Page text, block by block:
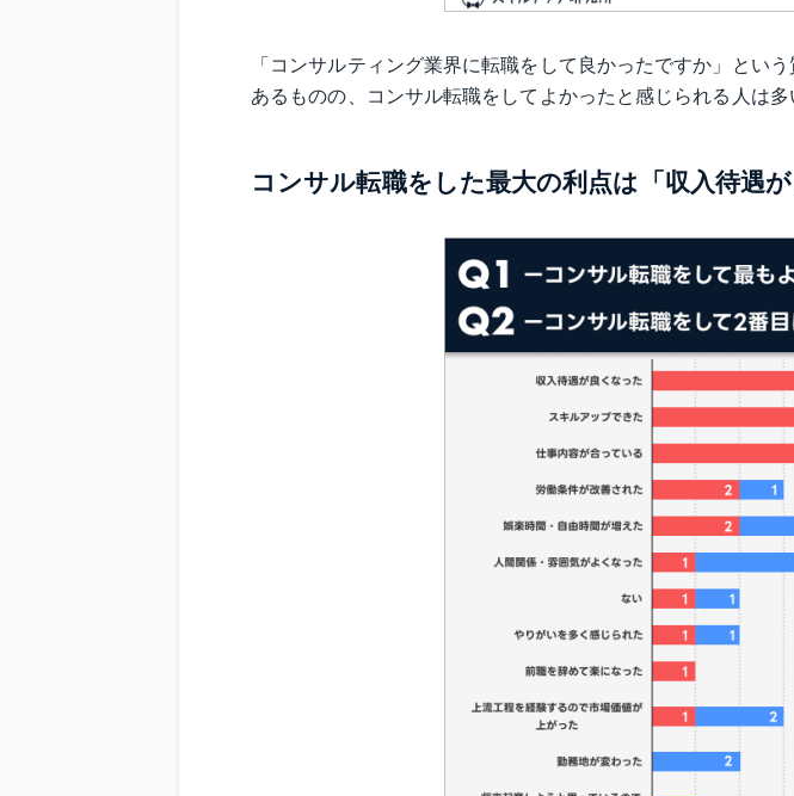
「コンサルティング業界に転職をして良かったですか」とい
あるものの、コンサル転職をしてよかったと感じられる人は多
コンサル転職をした最大の利点は「収入待遇